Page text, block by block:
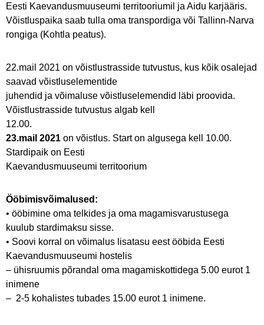
Eesti Kaevandusmuuseumi territooriumil ja Aidu karjääris.
Võistluspaika saab tulla oma transpordiga või Tallinn-Narva
rongiga (Kohtla peatus).
22.mail 2021 on võistlustrasside tutvustus, kus kõik osalejad
saavad võistluselementide
juhendid ja võimaluse võistluselemendid läbi proovida.
Võistlustrasside tutvustus algab kell
12.00.
23.mail 2021 on võistlus. Start on algusega kell 10.00.
Stardipaik on Eesti
Kaevandusmuuseumi territoorium
Ööbimisvõimalused:
• ööbimine oma telkides ja oma magamisvarustusega
kuulub stardimaksu sisse.
• Soovi korral on võimalus lisatasu eest ööbida Eesti
Kaevandusmuuseumi hostelis
– ühisruumis põrandal oma magamiskottidega 5.00 eurot 1
inimene
– 2-5 kohalistes tubades 15.00 eurot 1 inimene.